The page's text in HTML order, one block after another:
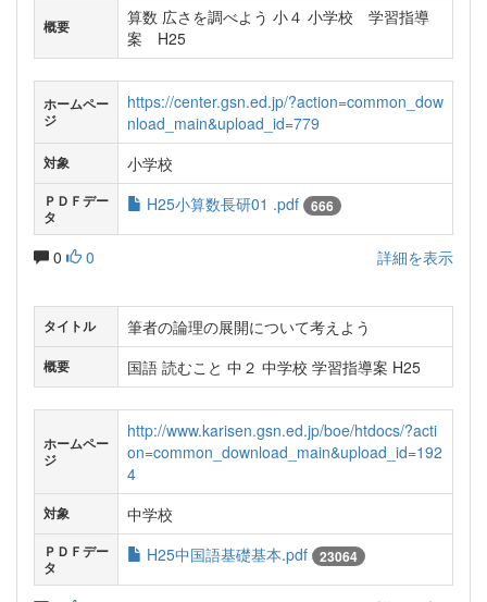
概要
算数 広さを調べよう 小４ 小学校 学習指導
案 H25
ホームペー
ジ
https://center.gsn.ed.jp/?action=common_dow
nload_main&upload_id=779
対象 小学校
ＰＤＦデー
タ
H25小算数長研01 .pdf 666
0 0 詳細を表示
タイトル 筆者の論理の展開について考えよう
概要 国語 読むこと 中２ 中学校 学習指導案 H25
ホームペー
ジ
http://www.karisen.gsn.ed.jp/boe/htdocs/?acti
on=common_download_main&upload_id=192
4
対象 中学校
ＰＤＦデー
タ
H25中国語基礎基本.pdf 23064